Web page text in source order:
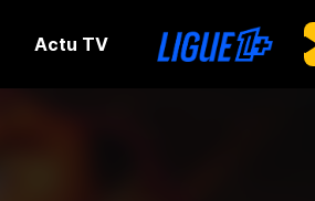
Actu TV